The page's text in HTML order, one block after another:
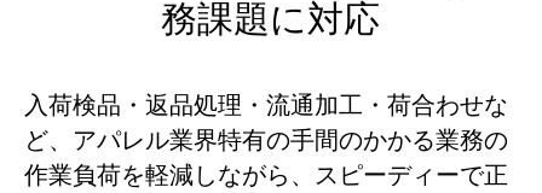
務課題に対応
入荷検品・返品処理・流通加工・荷合わせな
ど、アパレル業界特有の手間のかかる業務の
作業負荷を軽減しながら、スピーディーで正